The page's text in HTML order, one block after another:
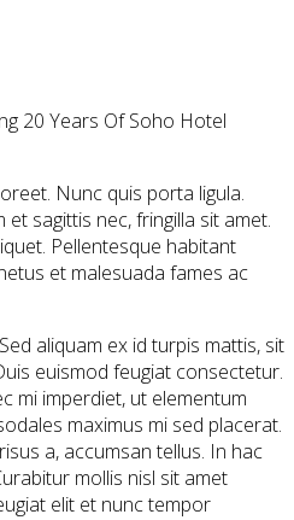
20 Years Of Soho Hotel
Nunc quis porta ligula.
sagittis nec, fringilla sit amet.
Pellentesque habitant
et malesuada fames ac
aliquam ex id turpis mattis, sit
euismod feugiat consectetur.
mi imperdiet, ut elementum
maximus mi sed placerat.
a, accumsan tellus. In hac
mollis nisl sit amet
elit et nunc tempor